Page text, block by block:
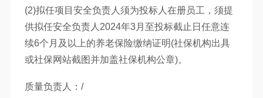
(2)拟任项目安全负责人须为投标人在册员工，须提
供拟任安全负责人2024年3月至投标截止日任意连
续6个月及以上的养老保险缴纳证明(社保机构出具
或社保网站截图并加盖社保机构公章)。
质量负责人：/